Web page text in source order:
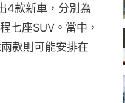
4款新車，分別為
七座SUV。當中，
款則可能安排在